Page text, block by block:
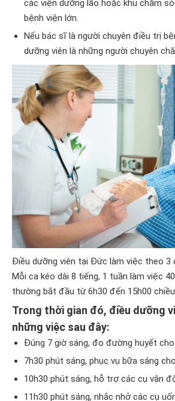
các viện dưỡng lão hoặc khu chăm
bệnh viện lớn.
Nếu bác sĩ là người chuyên điều trị
dưỡng viên là những người chuyên
Điều dưỡng viên tại Đức làm việc theo 3
Mỗi ca kéo dài 8 tiếng, 1 tuần làm việc
thường bắt đầu từ 6h30 đến 15h00
Trong thời gian đó, điều dưỡng
những việc sau đây:
Đúng 7 giờ sáng, đo đường huyết
7h30 phút sáng, phục vụ bữa sáng
10h30 phút sáng, hỗ trợ các cụ vận
11h30 phút sáng, nhắc nhở các cụ